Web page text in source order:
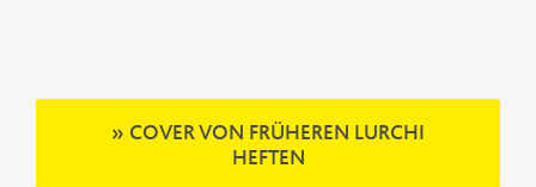
» COVER VON FRÜHEREN LURCHI
HEFTEN